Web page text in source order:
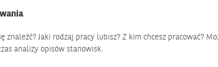
Jaki rodzaj pracy lubisz? Z kim chcesz pracować?
analizy opisów stanowisk.